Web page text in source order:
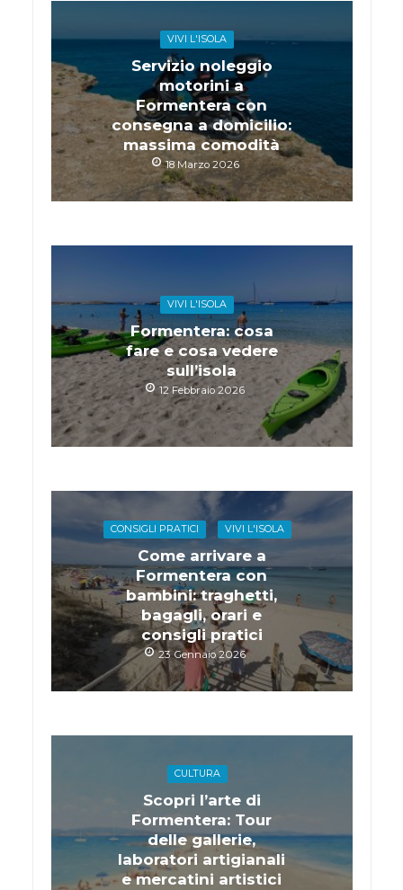
VIVI L'ISOLA
Servizio noleggio
motorini a
Formentera con
consegna a domicilio:
massima comodità
18 Marzo 2026
VIVI L'ISOLA
Formentera: cosa
fare e cosa vedere
sull’isola
12 Febbraio 2026
CONSIGLI PRATICI VIVI L'ISOLA
Come arrivare a
Formentera con
bambini: traghetti,
bagagli, orari e
consigli pratici
23 Gennaio 2026
CULTURA
Scopri l’arte di
Formentera: Tour
delle gallerie,
laboratori artigianali
e mercatini artistici